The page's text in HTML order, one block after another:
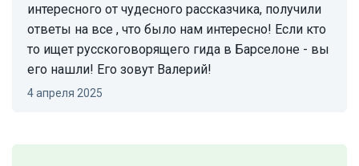
интересного от чудесного рассказчика, получили
ответы на все , что было нам интересно! Если кто
то ищет русскоговорящего гида в Барселоне - вы
его нашли! Его зовут Валерий!
4 апреля 2025